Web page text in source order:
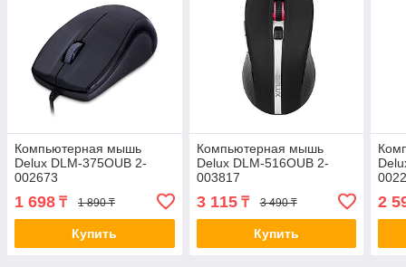
Компьютерная мышь
Delux DLM-375OUB 2-
002673
1 698 ₸ 1 890 ₸
Купить
Компьютерная мышь
Delux DLM-516OUB 2-
003817
3 115₸ 3 490 ₸
Купить
2